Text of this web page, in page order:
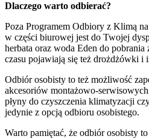
Dlaczego warto odbierać?
Poza Programem Odbiory z Klimą
w części biurowej jest do Twojej
herbata oraz woda Eden do pobrania
czasu pojawiają się też drożdżówki i
Odbiór osobisty to też możliwość
akcesoriów montażowo-
płyny do czyszczenia klimatyzacji
jedynie z opcją odbioru osobistego.
Warto pamiętać, że odbiór osobisty